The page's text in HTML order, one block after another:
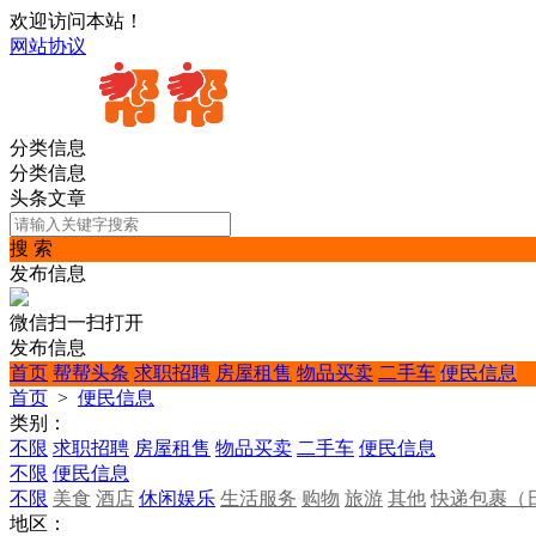
欢迎访问本站！
网站协议
分类信息
分类信息
头条文章
搜 索
发布信息
微信扫一扫打开
发布信息
首页 帮帮头条 求职招聘 房屋租售 物品买卖 二手车 便民信息
首页 > 便民信息
类别：
不限 求职招聘 房屋租售 物品买卖 二手车 便民信息
不限 便民信息
不限 美食 酒店 休闲娱乐 生活服务 购物 旅游 其他 快递包裹（
地区：